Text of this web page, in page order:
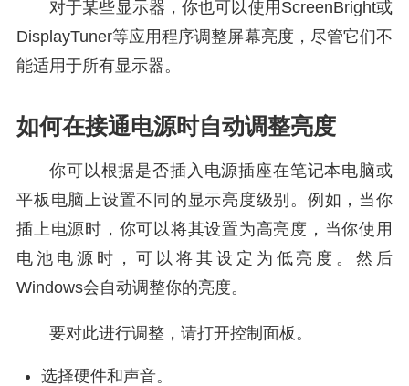
对于某些显示器，你也可以使用ScreenBright或
DisplayTuner等应用程序调整屏幕亮度，尽管它们不
能适用于所有显示器。
如何在接通电源时自动调整亮度
你可以根据是否插入电源插座在笔记本电脑或
平板电脑上设置不同的显示亮度级别。例如，当你
插上电源时，你可以将其设置为高亮度，当你使用
电池电源时，可以将其设定为低亮度。然后
Windows会自动调整你的亮度。
要对此进行调整，请打开控制面板。
选择硬件和声音。